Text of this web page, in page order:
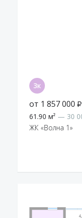
от 1 857 000 ₽
61.90 м² — 30
ЖК «Волна 1»